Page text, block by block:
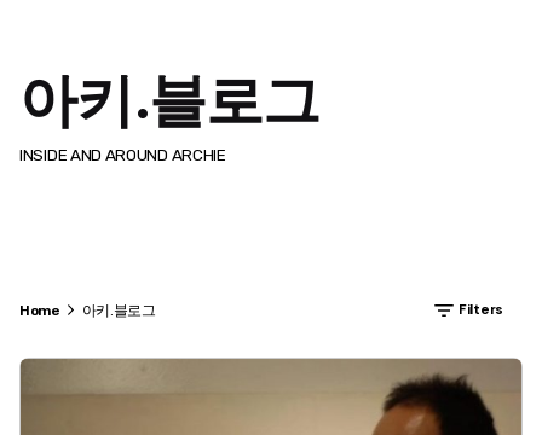
아키.블로그
INSIDE AND AROUND ARCHIE
Home 아키.블로그 Filters